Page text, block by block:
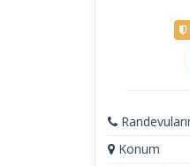
Konum